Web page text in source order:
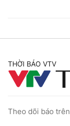
THỜI BÁO VTV
Theo dõi báo trên